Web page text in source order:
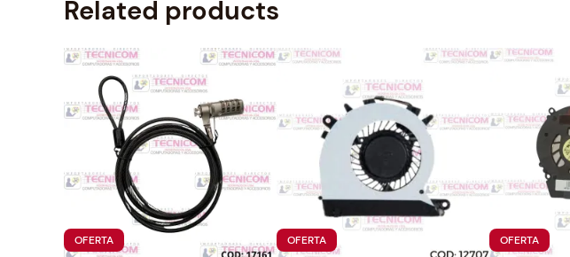
Related products
OFERTAPRODUCTO
EN
OFERTAPRODUCTO
EN
OFERTA
EN